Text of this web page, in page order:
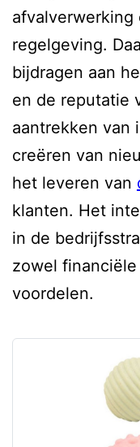
afvalverwerking
regelgeving.
bijdragen aan
en de reputatie
aantrekken van
creëren van
het leveren van
klanten. Het
in de
zowel
voordelen.